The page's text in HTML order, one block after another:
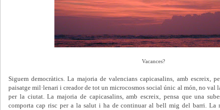
Vacances?
Siguem democràtics. La majoria de valencians capicasalins, amb escreix,
paisatge mil·lenari i creador de tot un microcosmos social únic al món, no val
per la ciutat. La majoria de capicasalins, amb escreix, pensa que una
comporta cap risc per a la salut i ha de continuar al bell mig del barri. La